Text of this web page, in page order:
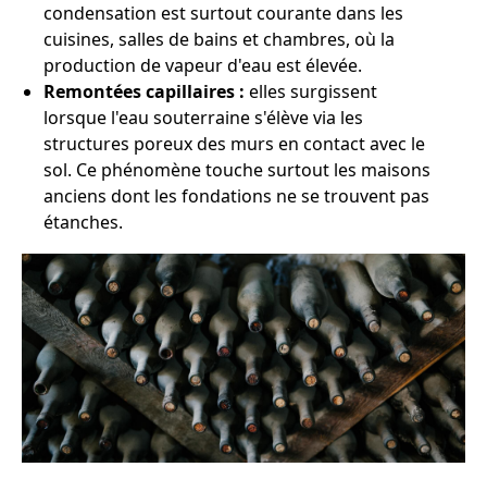
condensation est surtout courante dans les
cuisines, salles de bains et chambres, où la
production de vapeur d'eau est élevée.
Remontées capillaires : elles surgissent
lorsque l'eau souterraine s'élève via les
structures poreux des murs en contact avec le
sol. Ce phénomène touche surtout les maisons
anciens dont les fondations ne se trouvent pas
étanches.